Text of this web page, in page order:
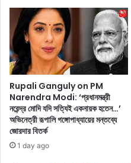
র্মা
বি
রু
দ্ধে
কু
রা
কা
ও
-
এ
প্যা
ট্রে
ন্ডে
মে
তে
উ
ঠ
লে
ন
অ
ভি
Rupali Ganguly on PM
Narendra Modi: ‘প্রধানমন্ত্রী
নরেন্দ্র মোদি যদি সত্যিই একনায়ক হতেন…’
অভিনেত্রী রূপালি গঙ্গোপাধ্যায়ের মন্তব্যে
জোরদার বিতর্ক
1 day ago